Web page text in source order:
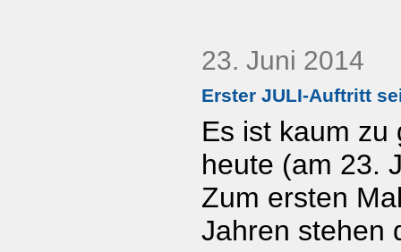
23. Juni 2014
Erster JULI-Auftritt
Es ist kaum zu
heute (am 23.
Zum ersten
Jahren stehen